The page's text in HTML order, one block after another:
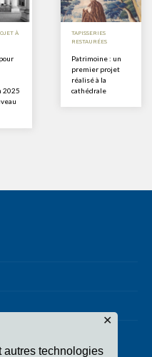
autres technologies
✕
À
2025
TAPISSERIES
RESTAURÉES
Patrimoine : un
premier projet
réalisé à la
cathédrale